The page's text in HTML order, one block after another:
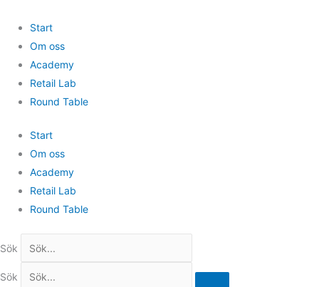
innehåll
Start
Om oss
Academy
Retail Lab
Round Table
Start
Om oss
Academy
Retail Lab
Round Table
Sök
Sök